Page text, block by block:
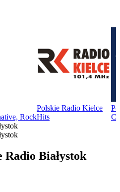
Rock
Polskie Radio Kielce
Hits
Radio Białystok